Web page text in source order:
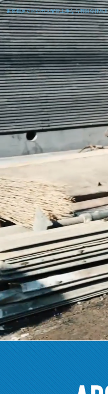
東京都足立区のガス配管工事なら有限会社品